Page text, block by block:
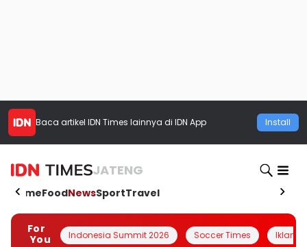
Baca artikel IDN Times lainnya di IDN App Install
JATENG
HomeFoodNewsSportTravel
For
You
Indonesia Summit 2026 Soccer Times Iklanin